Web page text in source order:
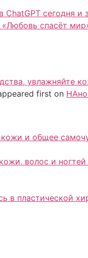
сегодня
«Любовь спасёт
увлажняйте
first on
и общее
волос и
в пластической